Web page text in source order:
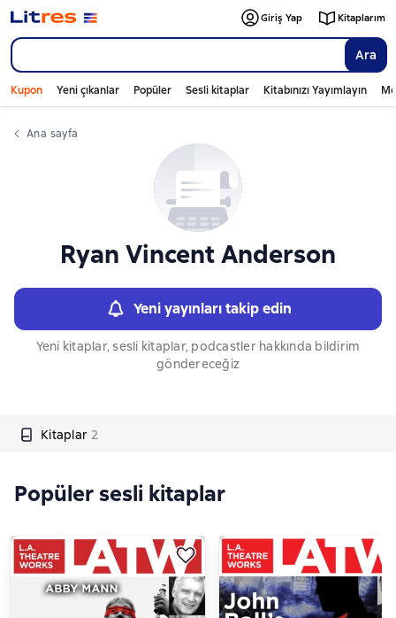
Ara
Giriş Yap Kitaplarım
Kupon Yeni çıkanlar Popüler Sesli kitaplar Kitabınızı Yayımlayın
Ana sayfa
Ryan Vincent Anderson
Yeni yayınları takip edin
Yeni kitaplar, sesli kitaplar, podcastler hakkında bildirim
göndereceğiz
Kitaplar 2
Слайдер с книгами
Popüler sesli kitaplar